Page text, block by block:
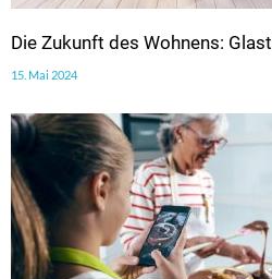
Die Zukunft des Wohnens:
15. Mai 2024